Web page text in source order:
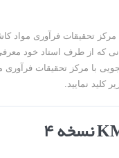
تحقیقات فرآوری مواد
که از طرف استاد خود
کلید نمایید.